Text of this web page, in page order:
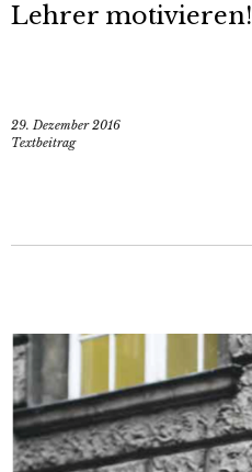
Lehrer motivieren!
29. Dezember 2016
Textbeitrag